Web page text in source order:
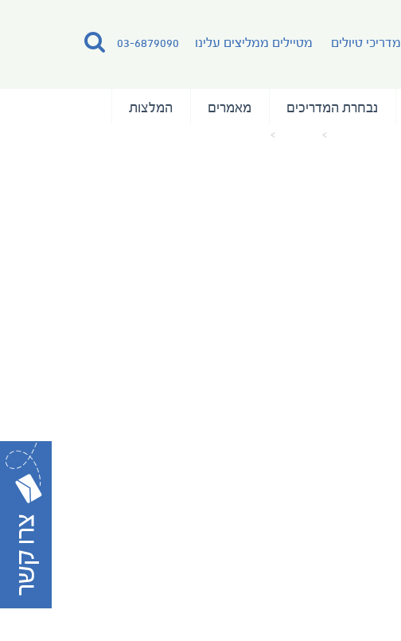
03-6879090 מדריכי טיולים מטיילים ממליצים עלינו
נבחרת המדריכים מאמרים המלצות